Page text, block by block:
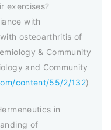
exercises?
with
osteoarthritis of
& Community
and Community
content/55/2/132)
in
of